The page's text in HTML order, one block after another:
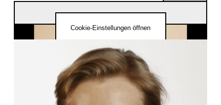
Cookie-Einstellungen öffnen
Thomas Ruff(jeBFGmYFmGI)